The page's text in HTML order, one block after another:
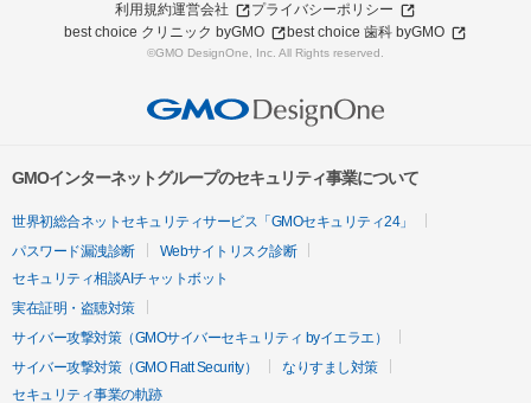
利用規約運営会社
プライバシーポリシー
best choice クリニック byGMO
best choice 歯科 byGMO
©GMO DesignOne, Inc. All Rights reserved.
GMOインターネットグループのセキュリティ事業について
世界初総合ネットセキュリティサービス「GMOセキュリティ24」
パスワード漏洩診断
Webサイトリスク診断
セキュリティ相談AIチャットボット
実在証明・盗聴対策
サイバー攻撃対策（GMOサイバーセキュリティ byイエラエ）
サイバー攻撃対策（GMO Flatt Security）
なりすまし対策
セキュリティ事業の軌跡